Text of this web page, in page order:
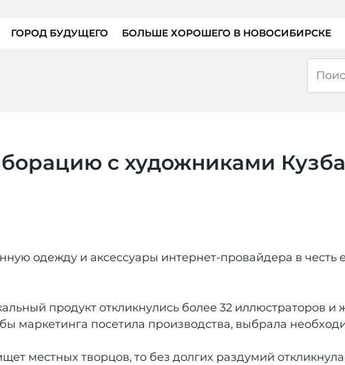
ГОРОД БУДУЩЕГО БОЛЬШЕ ХОРОШЕГО В НОВОСИБИРСКЕ
с художниками
одежду и аксессуары интернет-провайдера в честь
продукт откликнулись более 32 иллюстраторов и
маркетинга посетила производства, выбрала
местных творцов, то без долгих раздумий